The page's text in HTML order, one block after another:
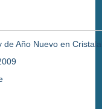
de Año Nuevo en